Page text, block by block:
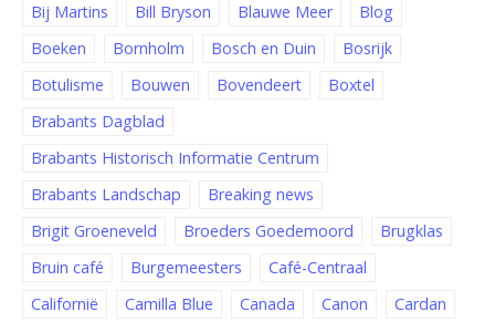
Bij Martins
Bill Bryson Blauwe Meer
Blog
Boeken
Bornholm Bosch en Duin
Bosrijk
Botulisme
Bouwen Bovendeert
Boxtel
Brabants Dagblad
Brabants Historisch Informatie Centrum
Brabants Landschap
Breaking news
Brigit Groeneveld
Broeders Goedemoord
Brugklas
Bruin café
Burgemeesters
Café-Centraal
Californië
Camilla Blue Canada Canon
Cardan